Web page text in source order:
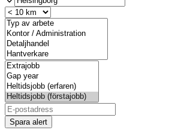
Spara alert